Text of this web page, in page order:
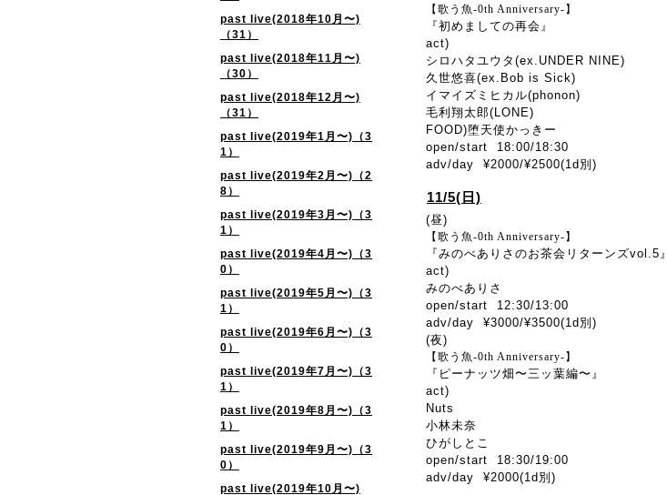
past live(2018年10月〜)
（31）
past live(2018年11月〜)
（30）
past live(2018年12月〜)
（31）
past live(2019年1月〜)（3
1）
past live(2019年2月〜)（2
8）
past live(2019年3月〜)（3
1）
past live(2019年4月〜)（3
0）
past live(2019年5月〜)（3
1）
past live(2019年6月〜)（3
0）
past live(2019年7月〜)（3
1）
past live(2019年8月〜)（3
1）
past live(2019年9月〜)（3
0）
past live(2019年10月〜)
【歌う魚-0th Anniversary-】
『初めましての再会』
act)
シロハタユウタ(ex.UNDER NINE)
久世悠喜(ex.Bob is Sick)
イマイズミヒカル(phonon)
毛利翔太郎(LONE)
FOOD)堕天使かっきー
open/start 18:00/18:30
adv/day ¥2000/¥2500(1d別)
11/5(日)
(昼)
【歌う魚-0th Anniversary-】
『みのべありさのお茶会リターンズvol.5』
act)
みのべありさ
open/start 12:30/13:00
adv/day ¥3000/¥3500(1d別)
(夜)
【歌う魚-0th Anniversary-】
『ピーナッツ畑〜三ッ葉編〜』
act)
Nuts
小林未奈
ひがしとこ
open/start 18:30/19:00
adv/day ¥2000(1d別)